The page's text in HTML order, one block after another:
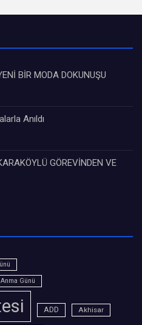
BİR MODA DOKUNUŞU
Anıldı
GÖREVİNDEN VE
Günü
ADD Akhisar